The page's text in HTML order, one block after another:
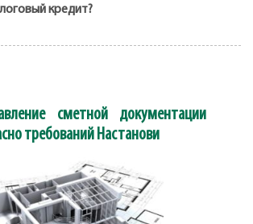
кредит?
сметной документации
требований Настанови